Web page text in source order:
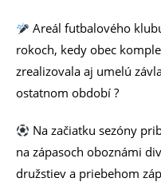
Areál futbalového
rokoch, kedy obec
zrealizovala aj umelú
ostatnom období ?
Na začiatku sezóny
na zápasoch oboznámi
družstiev a priebehom